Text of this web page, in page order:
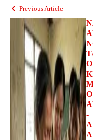
Previous Article
-